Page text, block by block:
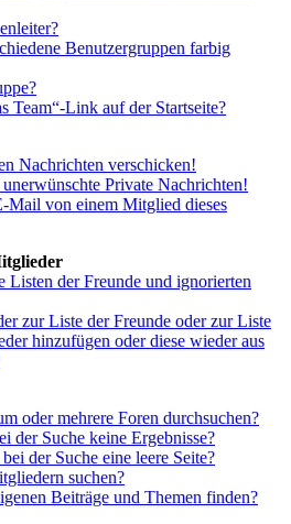
Benutzergruppen farbig
Team“-Link auf der Startseite?
Nachrichten verschicken!
Private Nachrichten!
Mail von einem Mitglied dieses
Listen der Freunde und ignorierten
zur Liste der Freunde oder zur Liste
hinzufügen oder diese wieder aus
oder mehrere Foren durchsuchen?
der Suche keine Ergebnisse?
der Suche eine leere Seite?
suchen?
Beiträge und Themen finden?